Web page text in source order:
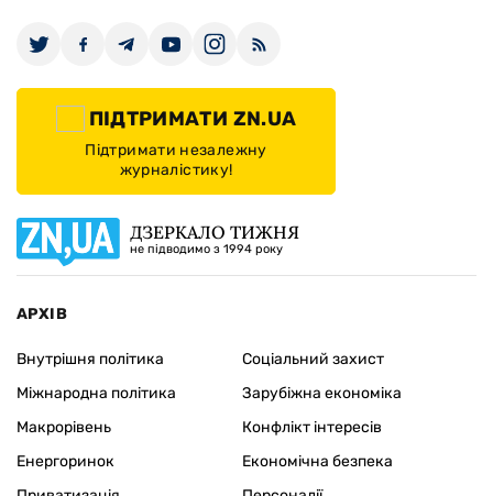
ПІДТРИМАТИ ZN.UA
Підтримати незалежну
журналістику!
ДЗЕРКАЛО ТИЖНЯ
не підводимо з 1994 року
АРХІВ
Внутрішня політика
Міжнародна політика
Макрорівень
Енергоринок
Соціальний захист
Зарубіжна економіка
Конфлікт інтересів
Економічна безпека